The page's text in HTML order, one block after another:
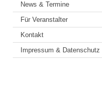
News & Termine
Für Veranstalter
Kontakt
Impressum & Datenschutz